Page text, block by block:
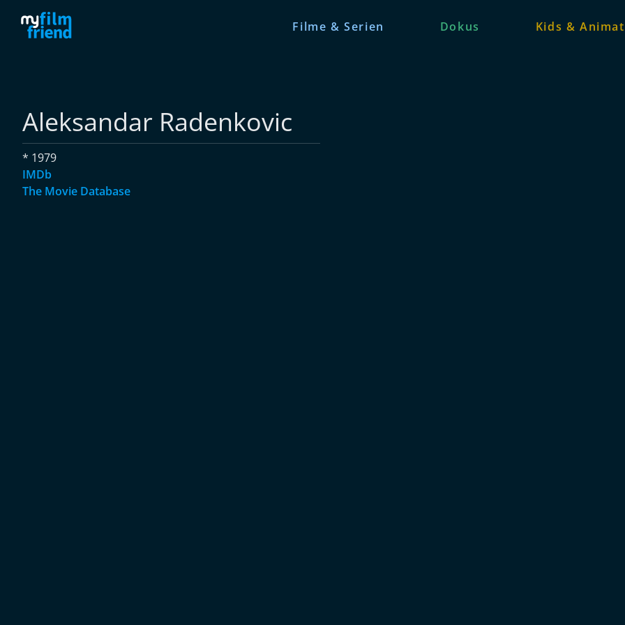
Filme & Serien Dokus Kids &
Aleksandar Radenkovic
* 1979
IMDb
The Movie Database